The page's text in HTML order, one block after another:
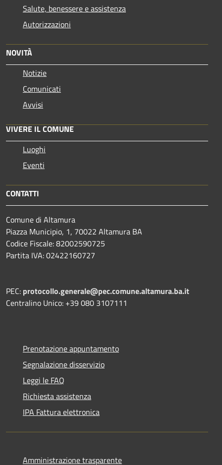
Salute, benessere e assistenza
Autorizzazioni
NOVITÀ
Notizie
Comunicati
Avvisi
VIVERE IL COMUNE
Luoghi
Eventi
CONTATTI
Comune di Altamura
Piazza Municipio, 1, 70022 Altamura BA
Codice Fiscale: 82002590725
Partita IVA: 02422160727
PEC: protocollo.generale@pec.comune.altamura.ba.it
Centralino Unico: +39 080 3107111
Prenotazione appuntamento
Segnalazione disservizio
Leggi le FAQ
Richiesta assistenza
IPA Fattura elettronica
Amministrazione trasparente